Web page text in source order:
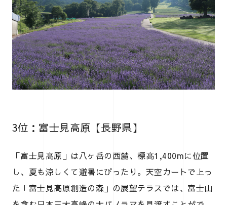
3位：富士見高原【長野県】
「富士見高原」は八ヶ岳の西麓、標高1,400mに位置
し、夏も涼しくて避暑にぴったり。天空カートで上っ
た「富士見高原創造の森」の展望テラスでは、富士山